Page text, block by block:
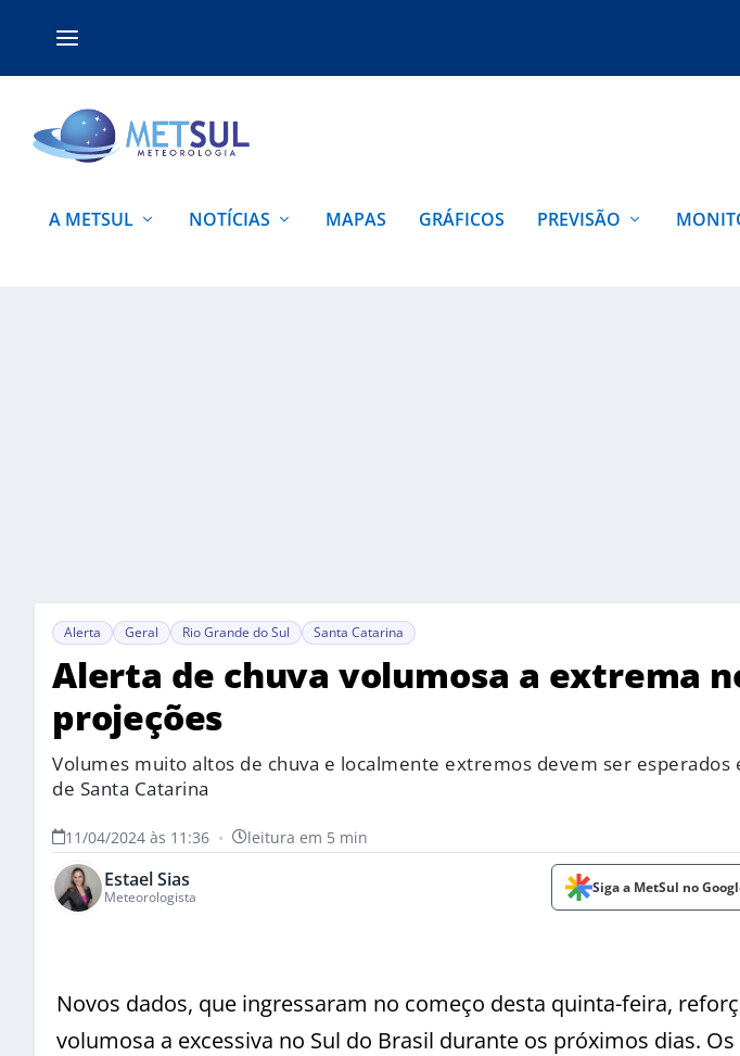
A METSUL NOTÍCIAS MAPAS GRÁFICOS PREVISÃO
Alerta Geral Rio Grande do Sul Santa Catarina
Alerta de chuva volumosa a extrema
projeções
Volumes muito altos de chuva e localmente extremos devem ser esperados
de Santa Catarina
11/04/2024 às 11:36 • leitura em 5 min
Estael Sias
Meteorologista
Siga a MetSul no
Novos dados, que ingressaram no começo desta quinta-feira,
volumosa a excessiva no Sul do Brasil durante os próximos dias.